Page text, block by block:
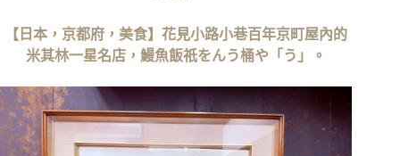
【日本，京都府，美食】花見小路小巷百年京町屋內的
米其林一星名店，鰻魚飯祇をんう桶や「う」。